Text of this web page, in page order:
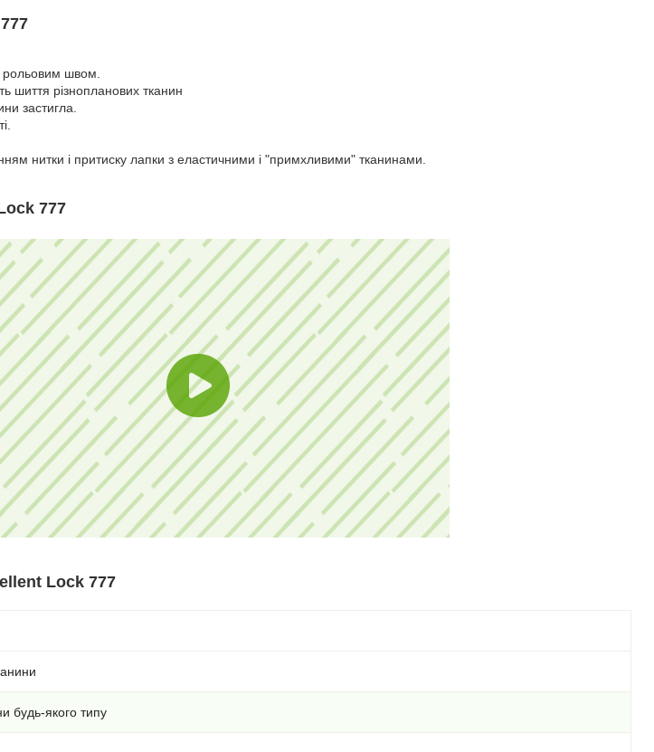
рольовим швом.
шиття різнопланових тканин
застигла.
нитки і притиску лапки з еластичними і "примхливими" тканинами.
777
Lock 777
будь-якого типу